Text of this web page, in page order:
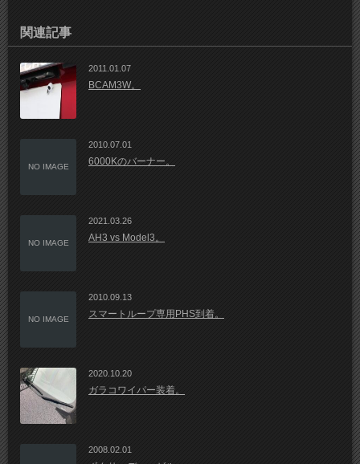
関連記事
2011.01.07
BCAM3W。
NO IMAGE
2010.07.01
6000Kのバーナー。
NO IMAGE
2021.03.26
AH3 vs Model3。
NO IMAGE
2010.09.13
スマートループ専用PHS到着。
2020.10.20
ガラコワイパー装着。
2008.02.01